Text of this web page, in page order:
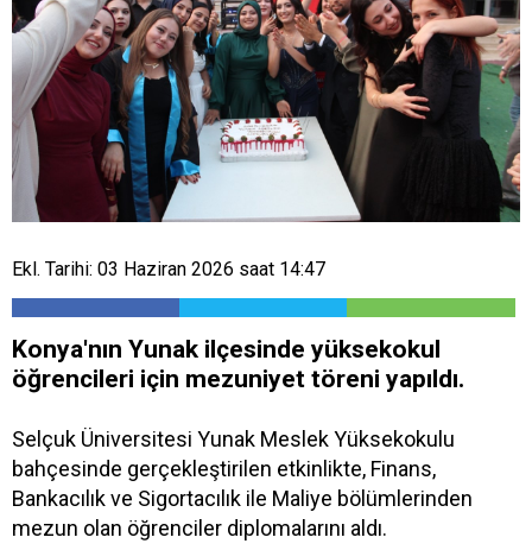
Ekl. Tarihi: 03 Haziran 2026 saat 14:47
Konya'nın Yunak ilçesinde yüksekokul
öğrencileri için mezuniyet töreni yapıldı.
Selçuk Üniversitesi Yunak Meslek Yüksekokulu
bahçesinde gerçekleştirilen etkinlikte, Finans,
Bankacılık ve Sigortacılık ile Maliye bölümlerinden
mezun olan öğrenciler diplomalarını aldı.